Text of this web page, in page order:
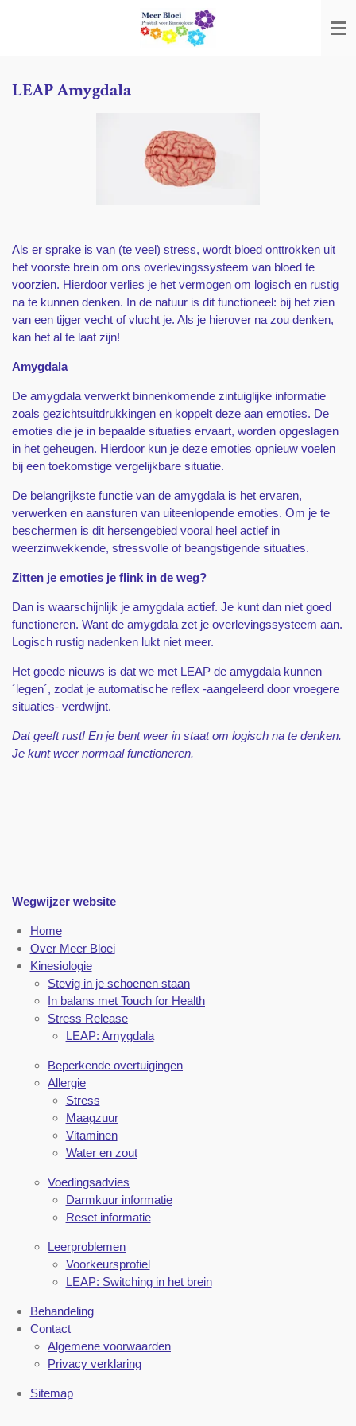
hoofdinhoud
LEAP Amygdala
Als er sprake is van (te veel) stress, wordt bloed onttrokken uit
het voorste brein om ons overlevingssysteem van bloed te
voorzien. Hierdoor verlies je het vermogen om logisch en rustig
na te kunnen denken. In de natuur is dit functioneel: bij het zien
van een tijger vecht of vlucht je. Als je hierover na zou denken,
kan het al te laat zijn!
Amygdala
De amygdala verwerkt binnenkomende zintuiglijke informatie
zoals gezichtsuitdrukkingen en koppelt deze aan emoties. De
emoties die je in bepaalde situaties ervaart, worden opgeslagen
in het geheugen. Hierdoor kun je deze emoties opnieuw voelen
bij een toekomstige vergelijkbare situatie.
De belangrijkste functie van de amygdala is het ervaren,
verwerken en aansturen van uiteenlopende emoties. Om je te
beschermen is dit hersengebied vooral heel actief in
weerzinwekkende, stressvolle of beangstigende situaties.
Zitten je emoties je flink in de weg?
Dan is waarschijnlijk je amygdala actief. Je kunt dan niet goed
functioneren. Want de amygdala zet je overlevingssysteem aan.
Logisch rustig nadenken lukt niet meer.
Het goede nieuws is dat we met LEAP de amygdala kunnen
´legen´, zodat je automatische reflex -aangeleerd door vroegere
situaties- verdwijnt.
Dat geeft rust! En je bent weer in staat om logisch na te denken.
Je kunt weer normaal functioneren.
Wegwijzer website
Home
Over Meer Bloei
Kinesiologie
Stevig in je schoenen staan
In balans met Touch for Health
Stress Release
LEAP: Amygdala
Beperkende overtuigingen
Allergie
Stress
Maagzuur
Vitaminen
Water en zout
Voedingsadvies
Darmkuur informatie
Reset informatie
Leerproblemen
Voorkeursprofiel
LEAP: Switching in het brein
Behandeling
Contact
Algemene voorwaarden
Privacy verklaring
Sitemap